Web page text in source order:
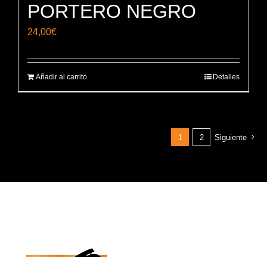
PORTERO NEGRO
24,00€
Añadir al carrito Detalles
1 2 Siguiente